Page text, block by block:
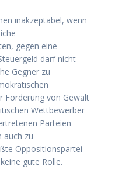
inakzeptabel, wenn
gegen eine
darf nicht
Gegner zu
Förderung von Gewalt
Wettbewerber
Parteien
auch zu
Oppositionspartei
gute Rolle.